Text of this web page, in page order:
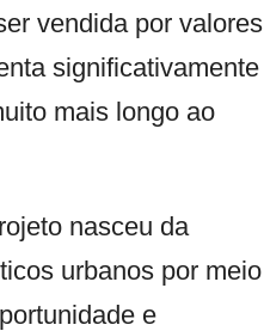
vendida por valores
significativamente
mais longo ao
nasceu da
urbanos por meio
e